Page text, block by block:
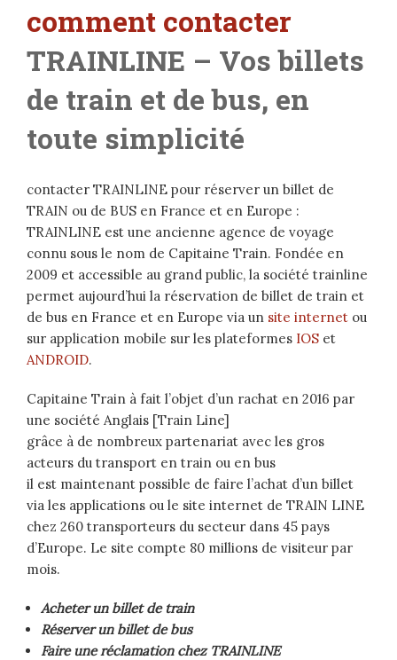
comment contacter
TRAINLINE – Vos billets
de train et de bus, en
toute simplicité
contacter TRAINLINE pour réserver un billet de
TRAIN ou de BUS en France et en Europe :
TRAINLINE est une ancienne agence de voyage
connu sous le nom de Capitaine Train. Fondée en
2009 et accessible au grand public, la société trainline
permet aujourd’hui la réservation de billet de train et
de bus en France et en Europe via un site internet ou
sur application mobile sur les plateformes IOS et
ANDROID.
Capitaine Train à fait l’objet d’un rachat en 2016 par
une société Anglais [Train Line]
grâce à de nombreux partenariat avec les gros
acteurs du transport en train ou en bus
il est maintenant possible de faire l’achat d’un billet
via les applications ou le site internet de TRAIN LINE
chez 260 transporteurs du secteur dans 45 pays
d’Europe. Le site compte 80 millions de visiteur par
mois.
Acheter un billet de train
Réserver un billet de bus
Faire une réclamation chez TRAINLINE